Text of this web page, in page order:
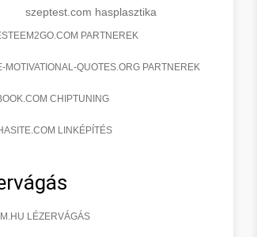
szeptest.com hasplasztika
PARTNEREK
MOTIVATIONAL-QUOTES.ORG PARTNEREK
CHIPTUNING
LINKÉPÍTÉS
LÉZERVÁGÁS